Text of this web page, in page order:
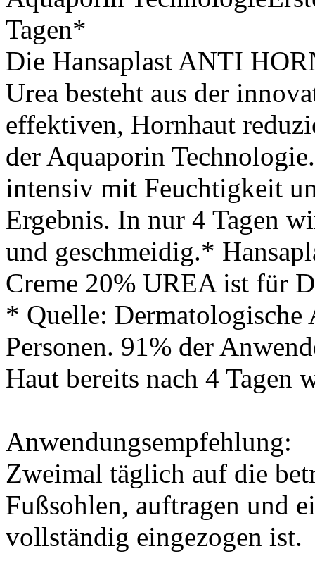
Tagen*
Die Hansaplast ANTI
Urea besteht aus der
effektiven, Hornhaut
der Aquaporin
intensiv mit Feuchtigkeit
Ergebnis. In nur 4 Tagen
und geschmeidig.*
Creme 20% UREA ist für
* Quelle: Dermatologische
Personen. 91% der
Haut bereits nach 4 Tagen
Anwendungsempfehlung:
Zweimal täglich auf die
Fußsohlen, auftragen und
vollständig eingezogen ist.